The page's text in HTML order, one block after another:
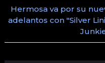
Hermosa va por su
adelantos con "Silver